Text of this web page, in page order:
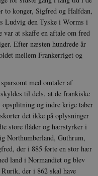
to konger, Sigfred og Halfdan,
Ludvig den Tyske i Worms i
at skaffe en aftale om fred
Efter næsten hundrede år
mellem Frankerriget og
med omtaler af
til dels, at de frankiske
og indre krige taber
det ikke på oplysninger
store flåder og hærstyrker i
Northumberland, Guthrum,
der i 885 førte en stor hær
land i Normandiet og blev
der i 862 skal have